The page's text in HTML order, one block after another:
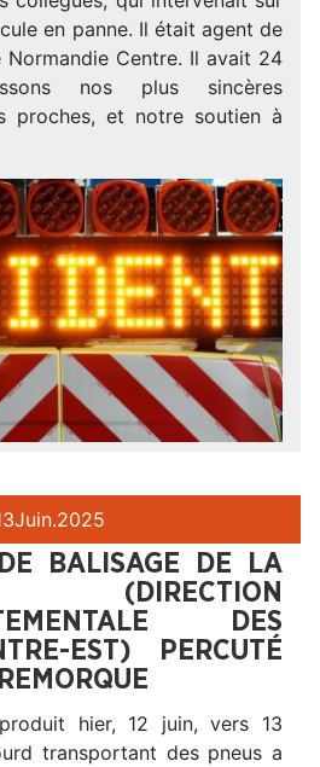
en panne. Il était agent de
Normandie Centre. Il avait 24
nos plus sincères
proches, et notre soutien à
Juin.2025
BALISAGE DE LA
DES
EST) PERCUTÉ
hier, 12 juin, vers 13
transportant des pneus a